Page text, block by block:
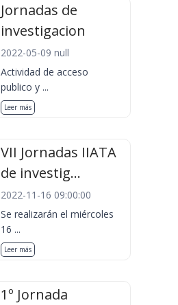
Jornadas de
investigacion
2022-05-09 null
Actividad de acceso
publico y ...
Leer más
VII Jornadas IIATA
de investig...
2022-11-16 09:00:00
Se realizarán el miércoles
16 ...
Leer más
1º Jornada